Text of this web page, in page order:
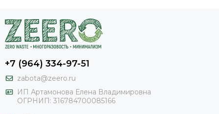
+7 (964) 334-97-51
zabota@zeero.ru
И П Артамонова Елена Владимировна
ОГРНИП: 316784700085166